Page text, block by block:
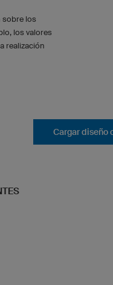
sobre los
los valores
realización
Cargar diseño